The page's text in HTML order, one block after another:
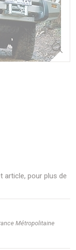
article, pour plus de
Métropolitaine